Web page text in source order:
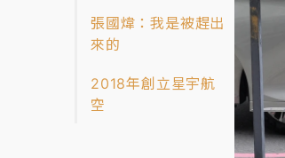
張國煒：我是被趕出
來的
2018年創立星宇航
空